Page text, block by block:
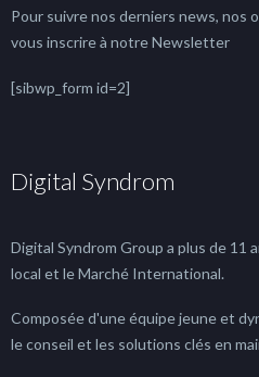
Pour suivre nos derniers news, nos
vous inscrire à notre Newsletter
[sibwp_form id=2]
Digital Syndrom
Digital Syndrom Group a plus de 11
local et le Marché International.
Composée d'une équipe jeune et
le conseil et les solutions clés en